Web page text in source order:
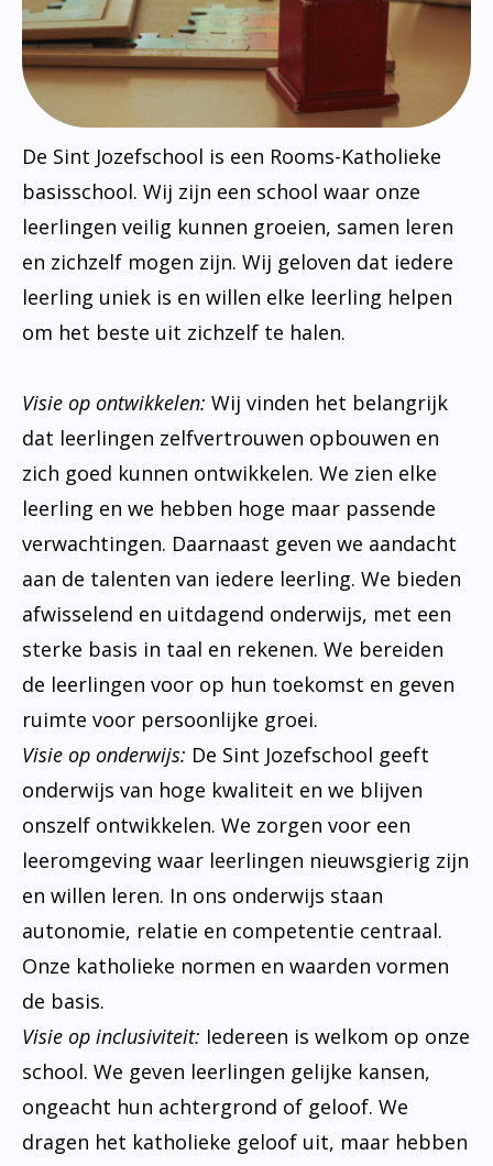
De Sint Jozefschool is een Rooms-Katholieke
basisschool. Wij zijn een school waar onze
leerlingen veilig kunnen groeien, samen leren
en zichzelf mogen zijn. Wij geloven dat iedere
leerling uniek is en willen elke leerling helpen
om het beste uit zichzelf te halen.
Visie op ontwikkelen: Wij vinden het belangrijk
dat leerlingen zelfvertrouwen opbouwen en
zich goed kunnen ontwikkelen. We zien elke
leerling en we hebben hoge maar passende
verwachtingen. Daarnaast geven we aandacht
aan de talenten van iedere leerling. We bieden
afwisselend en uitdagend onderwijs, met een
sterke basis in taal en rekenen. We bereiden
de leerlingen voor op hun toekomst en geven
ruimte voor persoonlijke groei.
Visie op onderwijs: De Sint Jozefschool geeft
onderwijs van hoge kwaliteit en we blijven
onszelf ontwikkelen. We zorgen voor een
leeromgeving waar leerlingen nieuwsgierig zijn
en willen leren. In ons onderwijs staan
autonomie, relatie en competentie centraal.
Onze katholieke normen en waarden vormen
de basis.
Visie op inclusiviteit: Iedereen is welkom op onze
school. We geven leerlingen gelijke kansen,
ongeacht hun achtergrond of geloof. We
dragen het katholieke geloof uit, maar hebben